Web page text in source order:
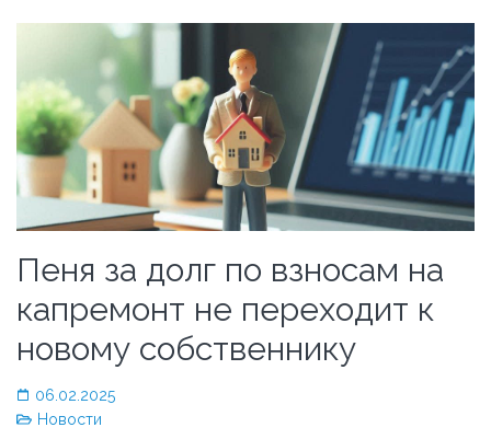
Пеня за долг по взносам на
капремонт не переходит к
новому собственнику
06.02.2025
Новости